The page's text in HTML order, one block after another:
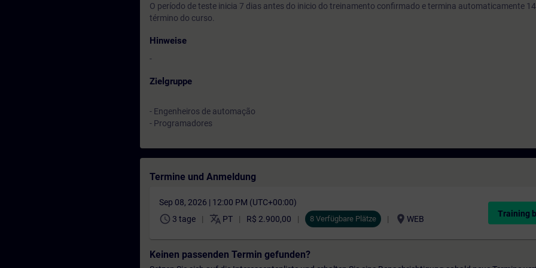
O período de teste inicia 7 dias antes do inicio do treinamento confirmado e termina automaticamente
término do curso.
Hinweise
-
Zielgruppe
- Engenheiros de automação
- Programadores
Termine und Anmeldung
Sep 08, 2026 | 12:00 PM (UTC+00:00)
schedule 3 tage translate PT R$ 2.900,00 8 Verfügbare Plätze location_on WEB
Training
Keinen passenden Termin gefunden?